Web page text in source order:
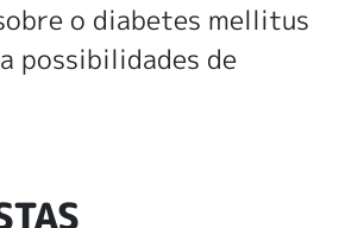
o diabetes mellitus
possibilidades de